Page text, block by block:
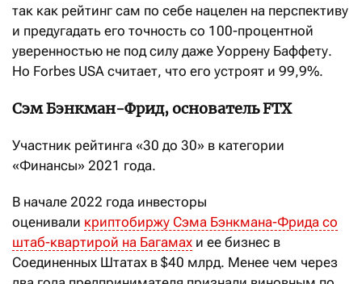
так как рейтинг сам по себе нацелен на перспективу
и предугадать его точность со 100-процентной
уверенностью не под силу даже Уоррену Баффету.
Но Forbes USA считает, что его устроят и 99,9%.
Сэм Бэнкман-Фрид, основатель FTX
Участник рейтинга «30 до 30» в категории
«Финансы» 2021 года.
В начале 2022 года инвесторы
оценивали криптобиржу Сэма Бэнкмана-Фрида со
штаб-квартирой на Багамах и ее бизнес в
Соединенных Штатах в $40 млрд. Менее чем через